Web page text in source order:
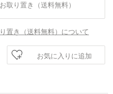
取り置き（送料無料）
置き（送料無料）について
お気に入りに追加